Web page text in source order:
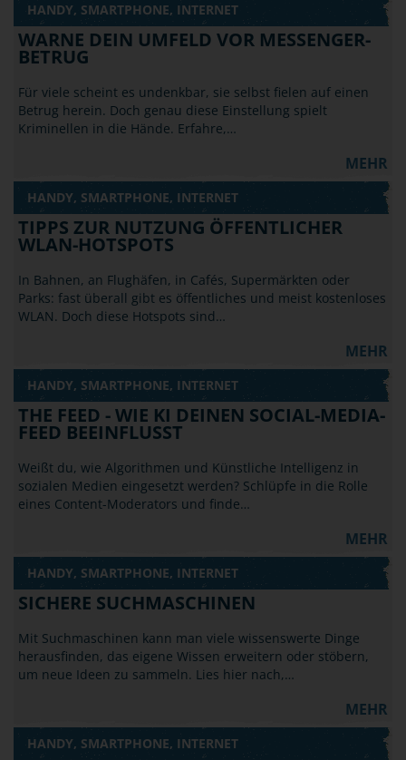
HANDY, SMARTPHONE, INTERNET
WARNE DEIN UMFELD VOR MESSENGER-
BETRUG
Für viele scheint es undenkbar, sie selbst fielen auf einen
Betrug herein. Doch genau diese Einstellung spielt
Kriminellen in die Hände. Erfahre,…
MEHR
HANDY, SMARTPHONE, INTERNET
TIPPS ZUR NUTZUNG ÖFFENTLICHER
WLAN-HOTSPOTS
In Bahnen, an Flughäfen, in Cafés, Supermärkten oder
Parks: fast überall gibt es öffentliches und meist kostenloses
WLAN. Doch diese Hotspots sind…
MEHR
HANDY, SMARTPHONE, INTERNET
THE FEED - WIE KI DEINEN SOCIAL-MEDIA-
FEED BEEINFLUSST
Weißt du, wie Algorithmen und Künstliche Intelligenz in
sozialen Medien eingesetzt werden? Schlüpfe in die Rolle
eines Content-Moderators und finde…
MEHR
HANDY, SMARTPHONE, INTERNET
SICHERE SUCHMASCHINEN
Mit Suchmaschinen kann man viele wissenswerte Dinge
herausfinden, das eigene Wissen erweitern oder stöbern,
um neue Ideen zu sammeln. Lies hier nach,…
MEHR
HANDY, SMARTPHONE, INTERNET